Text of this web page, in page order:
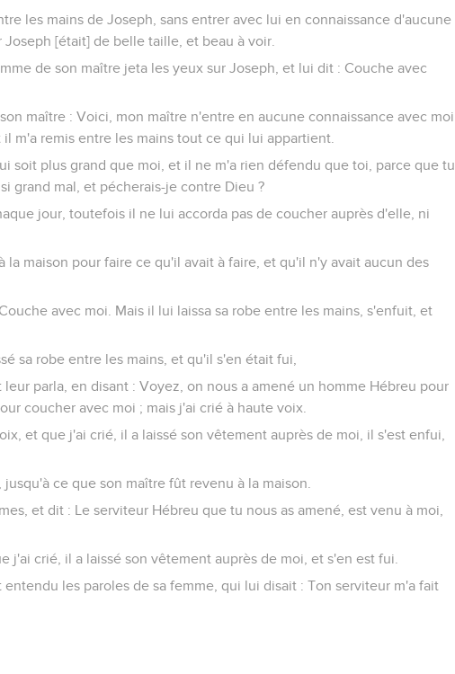
les mains de Joseph, sans entrer avec lui en connaissance d'aucune
[était] de belle taille, et beau à voir.
de son maître jeta les yeux sur Joseph, et lui dit : Couche avec
maître : Voici, mon maître n'entre en aucune connaissance avec moi
m'a remis entre les mains tout ce qui lui appartient.
soit plus grand que moi, et il ne m'a rien défendu que toi, parce que tu
grand mal, et pécherais-je contre Dieu ?
jour, toutefois il ne lui accorda pas de coucher auprès d'elle, ni
la maison pour faire ce qu'il avait à faire, et qu'il n'y avait aucun des
avec moi. Mais il lui laissa sa robe entre les mains, s'enfuit, et
sa robe entre les mains, et qu'il s'en était fui,
leur parla, en disant : Voyez, on nous a amené un homme Hébreu pour
coucher avec moi ; mais j'ai crié à haute voix.
et que j'ai crié, il a laissé son vêtement auprès de moi, il s'est enfui,
ce que son maître fût revenu à la maison.
et dit : Le serviteur Hébreu que tu nous as amené, est venu à moi,
j'ai crié, il a laissé son vêtement auprès de moi, et s'en est fui.
les paroles de sa femme, qui lui disait : Ton serviteur m'a fait